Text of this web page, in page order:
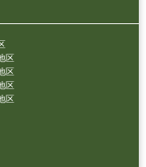
区
区
区
区